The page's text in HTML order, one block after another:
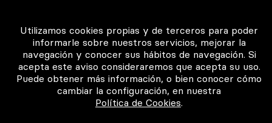
Música para los pacientes
©2026 Todos los derechos reservados
Utilizamos cookies propias y de terceros para poder
informarle sobre nuestros servicios, mejorar la
navegación y conocer sus hábitos de navegación. Si
acepta este aviso consideraremos que acepta su uso.
Puede obtener más información, o bien conocer cómo
cambiar la configuración, en nuestra
Política de Cookies.